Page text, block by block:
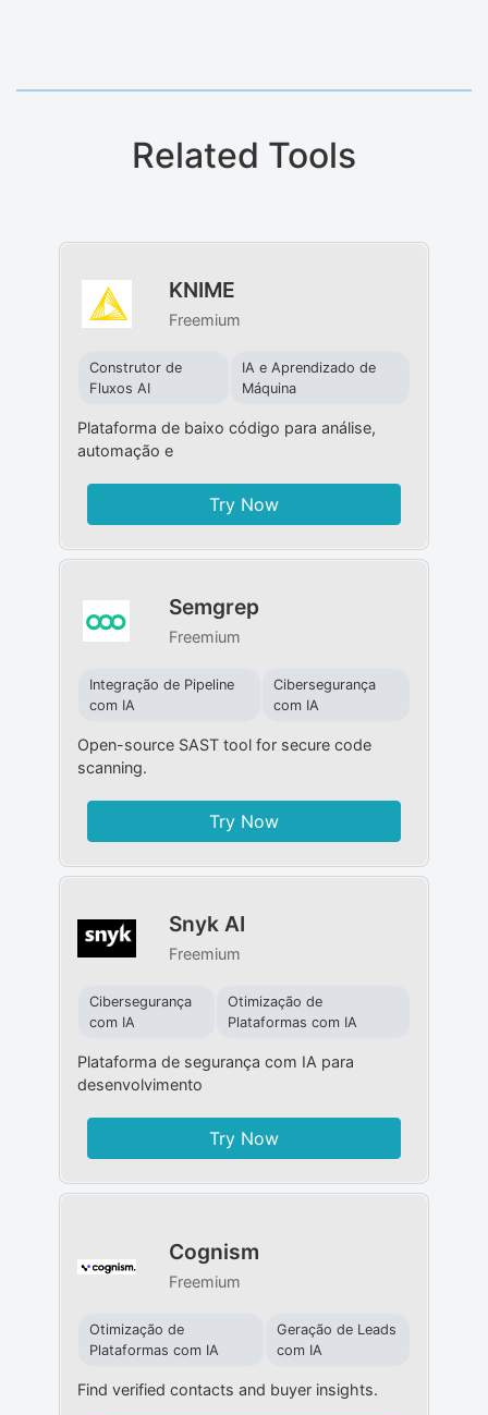
Related Tools
KNIME
Freemium
Construtor de
Fluxos AI
IA e Aprendizado de
Máquina
Plataforma de baixo código para análise,
automação e
Try Now
Semgrep
Freemium
Integração de Pipeline
com IA
Cibersegurança
com IA
Open-source SAST tool for secure code
scanning.
Try Now
Snyk AI
Freemium
Cibersegurança
com IA
Otimização de
Plataformas com IA
Plataforma de segurança com IA para
desenvolvimento
Try Now
Cognism
Freemium
Otimização de
Plataformas com IA
Geração de Leads
com IA
Find verified contacts and buyer insights.